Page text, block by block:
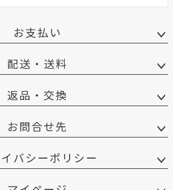
お支払い
配送・送料
返品・交換
お問合せ先
バシーポリシー